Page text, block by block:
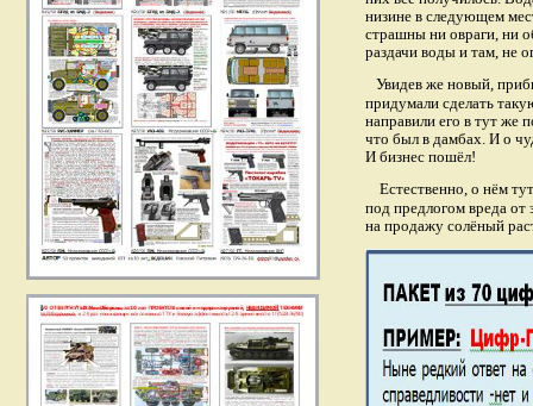
низине в следующем
страшны ни овраги, ни
раздачи воды и там, не
Увидев же новый,
придумали сделать
направили его в тут же
что был в дамбах. И о
И бизнес пошёл!
Естественно, о нём
под предлогом вреда от
на продажу солёный